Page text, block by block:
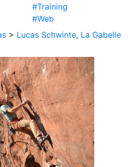
#Training
#Web
> Lucas Schwinte, La Gabelle